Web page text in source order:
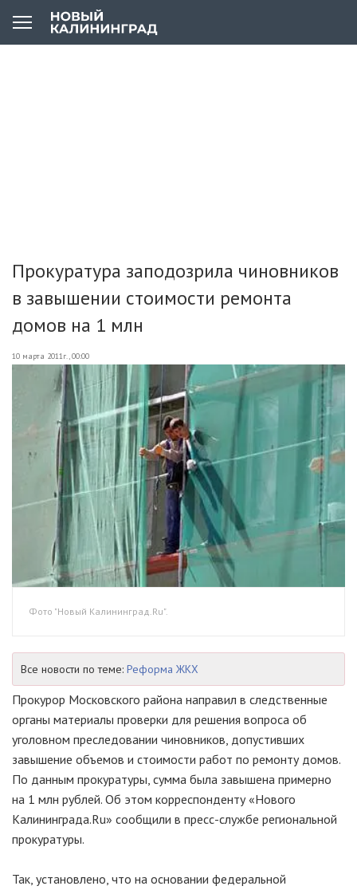
Прокуратура заподозрила чиновников
в завышении стоимости ремонта
домов на 1 млн
10 марта 2011г., 00:00
Фото "Новый Калининград.Ru".
Все новости по теме: Реформа ЖКХ
Прокурор Московского района направил в следственные
органы материалы проверки для решения вопроса об
уголовном преследовании чиновников, допустивших
завышение объемов и стоимости работ по ремонту домов.
По данным прокуратуры, сумма была завышена примерно
на 1 млн рублей. Об этом корреспонденту «Нового
Калининграда.Ru» сообщили в пресс-службе региональной
прокуратуры.
Так, установлено, что на основании федеральной